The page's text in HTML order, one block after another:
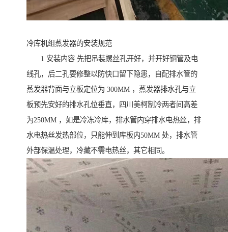
冷库机组蒸发器的安装规范
1 安装内容 先把吊装螺丝孔开好，并开好铜管及电
线孔，后二孔要修整以防快口留下隐患，自配排水管的
蒸发器背面与立板定位为 300MM ，蒸发器排水孔与立
板预先安好的排水孔位垂直，四川美柯制冷两者间高差
为250MM ，如是冷冻冷库，排水管内穿排水电热丝，排
水电热丝发热部位，只能伸到库板内50MM 处，排水管
外部保温处理，冷藏不需电热丝，其它相同。